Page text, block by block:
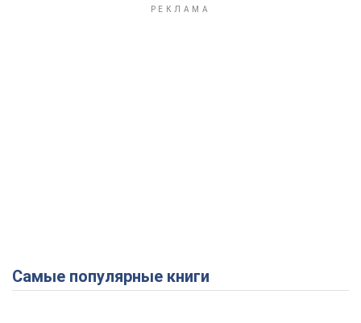
Самые популярные книги